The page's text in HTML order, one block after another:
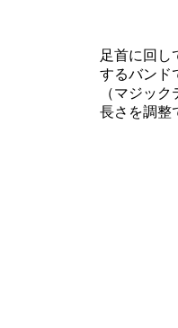
足首に回し
するバンド
（マジッ
長さを調整